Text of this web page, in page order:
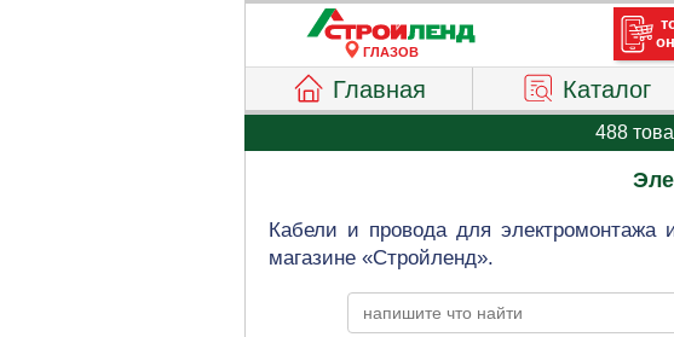
ГЛАЗОВ
Главная Каталог
488
Кабели и провода для электромонтажа
магазине «Стройленд».